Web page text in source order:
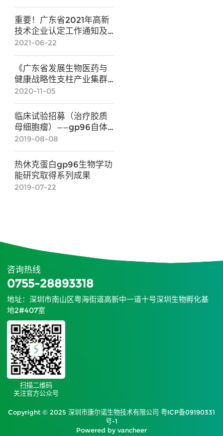
重要！广东省2021年高新
技术企业认定工作通知及
申报系统图解
2021-06-22
《广东省发展生物医药与
健康战略性支柱产业集群
行动计划（2021-
2025）》政策解读
2020-11-05
临床试验招募（治疗胶质
母细胞瘤）——gp96自体
免疫治疗技术
2019-08-08
热休克蛋白gp96生物学功
能研究取得系列成果
2019-07-22
咨询热线
0755-28893318
地址：深圳市南山区粤海街道高新中一道十号深圳生物孵化基
地2#407室
扫描二维码
关注官方公众号
Copyright © 2025 深圳市康尔诺生物技术有限公司 粤ICP备09190331
号-1
Powered by vancheer